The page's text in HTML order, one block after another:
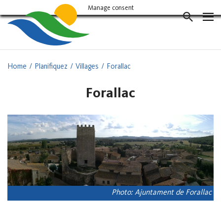
al
contingut
Home Planifiquez Villages Forallac
Forallac
Photo: Ajuntament de Forallac
Manage consent